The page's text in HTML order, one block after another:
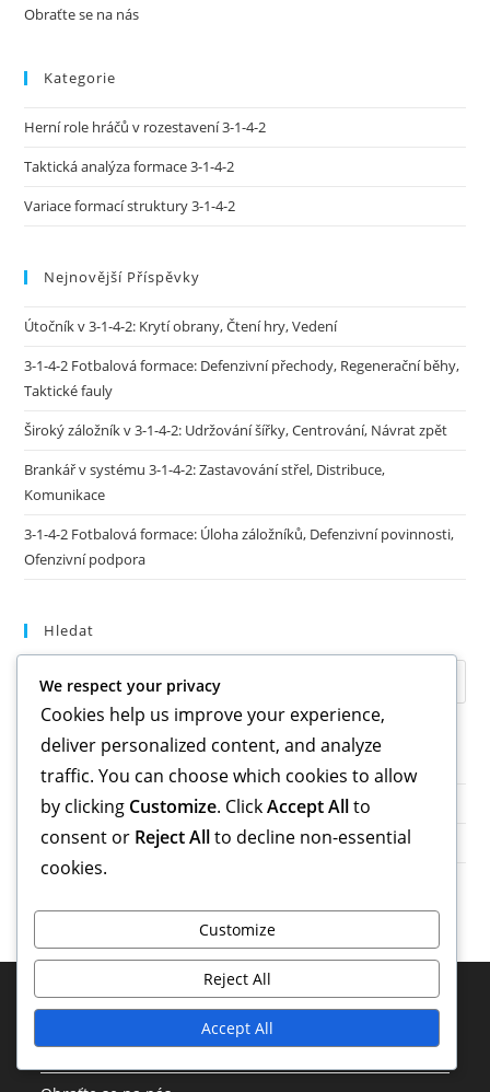
Obraťte se na nás
Kategorie
Herní role hráčů v rozestavení 3-1-4-2
Taktická analýza formace 3-1-4-2
Variace formací struktury 3-1-4-2
Nejnovější Příspěvky
Útočník v 3-1-4-2: Krytí obrany, Čtení hry, Vedení
3-1-4-2 Fotbalová formace: Defenzivní přechody, Regenerační běhy,
Taktické fauly
Široký záložník v 3-1-4-2: Udržování šířky, Centrování, Návrat zpět
Brankář v systému 3-1-4-2: Zastavování střel, Distribuce,
Komunikace
3-1-4-2 Fotbalová formace: Úloha záložníků, Defenzivní povinnosti,
Ofenzivní podpora
Hledat
Archiv
February 2026
January 2026
Právní Informace
O společnosti
We respect your privacy
Cookies help us improve your experience,
deliver personalized content, and analyze
traffic. You can choose which cookies to allow
by clicking Customize. ClickAccept Allto
consent or Reject Allto decline non-essential
cookies.
Customize
Reject All
Accept All